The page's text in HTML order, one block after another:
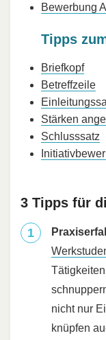
Bewerbung
Tipps
Briefkopf
Betreffzeile
Stärken
Schlusssatz
3 Tipps für
nicht nur
knüpfen